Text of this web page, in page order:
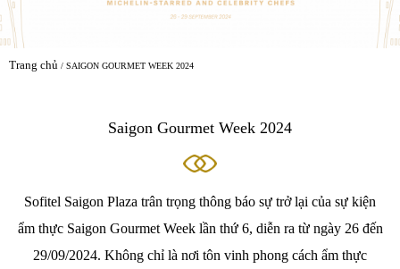
Trang chủ SAIGON GOURMET WEEK 2024
Saigon Gourmet Week 2024
Sofitel Saigon Plaza trân trọng thông báo sự trở lại của sự kiện
ẩm thực Saigon Gourmet Week lần thứ 6, diễn ra từ ngày 26 đến
29/09/2024. Không chỉ là nơi tôn vinh phong cách ẩm thực